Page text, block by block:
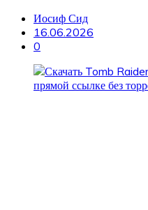
Иосиф Сид
16.06.2026
0